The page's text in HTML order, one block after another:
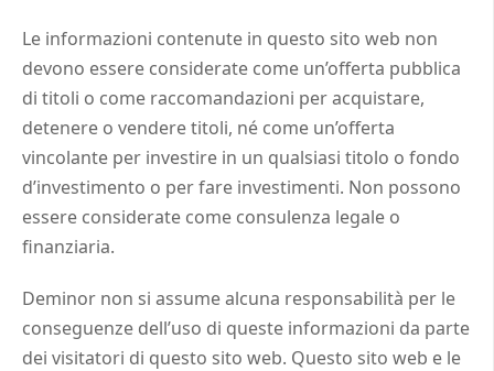
Le informazioni contenute in questo sito web non
devono essere considerate come un’offerta pubblica
di titoli o come raccomandazioni per acquistare,
detenere o vendere titoli, né come un’offerta
vincolante per investire in un qualsiasi titolo o fondo
d’investimento o per fare investimenti. Non possono
essere considerate come consulenza legale o
finanziaria.
Deminor non si assume alcuna responsabilità per le
conseguenze dell’uso di queste informazioni da parte
dei visitatori di questo sito web. Questo sito web e le